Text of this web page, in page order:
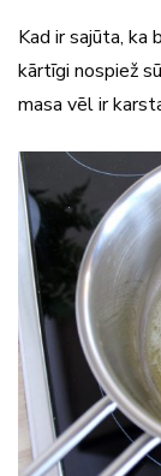
Kad ir sajūta, ka
kārtīgi nospiež
masa vēl ir